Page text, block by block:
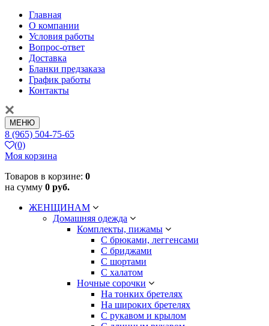
Главная
О компании
Условия работы
Вопрос-ответ
Доставка
Бланки предзаказа
График работы
Контакты
МЕНЮ
8 (965) 504-75-65
(0)
Моя корзина
Товаров в корзине: 0
на сумму 0 руб.
ЖЕНЩИНАМ
Домашняя одежда
Комплекты, пижамы
С брюками, леггенсами
С бриджами
С шортами
С халатом
Ночные сорочки
На тонких бретелях
На широких бретелях
С рукавом и крылом